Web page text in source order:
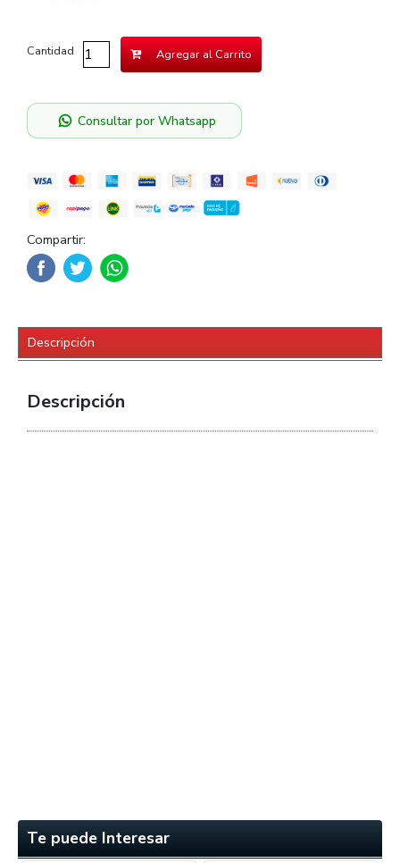
Cantidad Agregar al Carrito
Consultar por Whatsapp
Compartir:
Descripción
Descripción
Te puede Interesar